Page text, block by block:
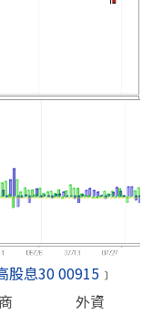
股息30 00915 ﹞
外資